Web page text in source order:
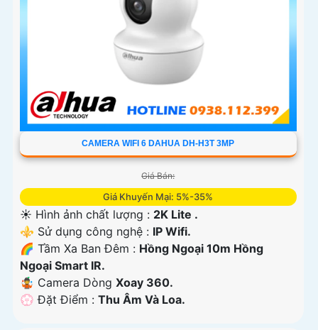
CAMERA WIFI 6 DAHUA DH-H3T 3MP
Giá Bán:
Giá Khuyến Mại: 5%-35%
☀️ Hình ảnh chất lượng : 2K Lite .
⚜️ Sử dụng công nghệ : IP Wifi.
🌈 Tầm Xa Ban Đêm : Hồng Ngoại 10m Hồng
Ngoại Smart IR.
🤹 Camera Dòng Xoay 360.
️💮 Đặt Điểm : Thu Âm Và Loa.